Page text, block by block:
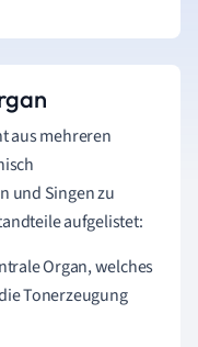
aus mehreren
und Singen zu
aufgelistet:
Organ, welches
Tonerzeugung